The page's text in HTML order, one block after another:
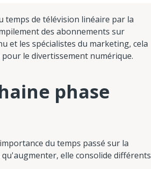
temps de télévision linéaire par la
des abonnements sur
et les spécialistes du marketing, cela
le divertissement numérique.
phase
du temps passé sur la
elle consolide différents